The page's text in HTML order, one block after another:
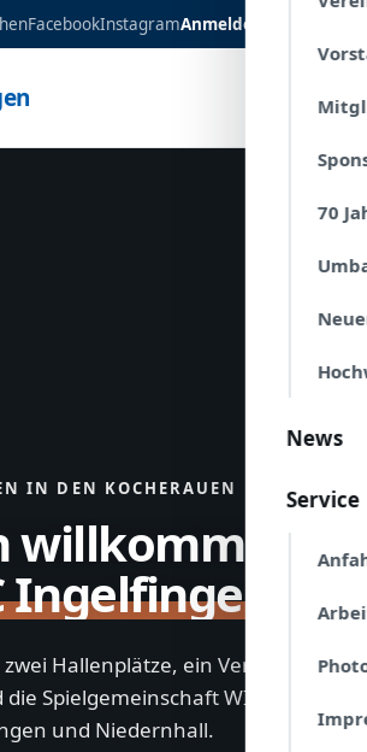
FacebookInstagramAnmelden
70
News
Service
IN DEN KOCHERAUEN
willkommen
Ingelfingen
zwei Hallenplätze, ein Vereinsheim
Spielgemeinschaft WIN aus
und Niedernhall.